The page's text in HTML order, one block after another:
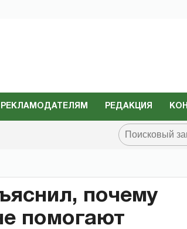
РЕКЛАМОДАТЕЛЯМ РЕДАКЦИЯ
почему
помогают